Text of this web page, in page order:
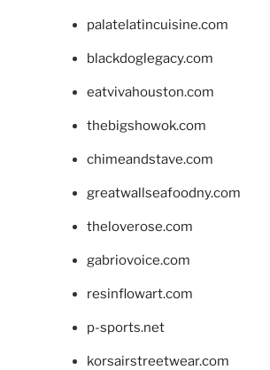
palatelatincuisine.com
blackdoglegacy.com
eatvivahouston.com
thebigshowok.com
chimeandstave.com
greatwallseafoodny.com
theloverose.com
gabriovoice.com
resinflowart.com
p-sports.net
korsairstreetwear.com